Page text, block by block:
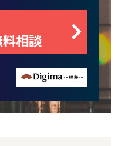
相談